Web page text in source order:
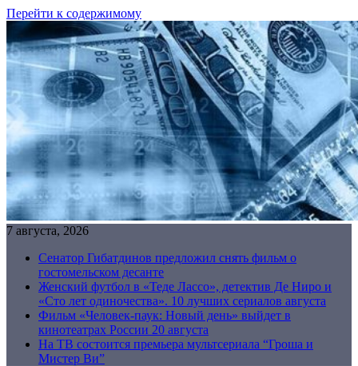
Перейти к содержимому
7 августа, 2026
Сенатор Гибатдинов предложил снять фильм о
гостомельском десанте
Женский футбол в «Теде Лассо», детектив Де Ниро и
«Сто лет одиночества». 10 лучших сериалов августа
Фильм «Человек-паук: Новый день» выйдет в
кинотеатрах России 20 августа
На ТВ состоится премьера мультсериала “Гроша и
Мистер Ви”